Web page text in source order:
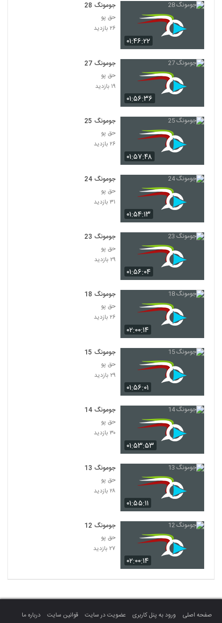
۰۱:۴۶:۲۲
جومونگ 28
حق پو
۲۶ بازدید
۰۱:۵۶:۳۶
جومونگ 27
حق پو
۱۹ بازدید
۰۱:۵۷:۴۸
جومونگ 25
حق پو
۲۶ بازدید
۰۱:۵۴:۱۳
جومونگ 24
حق پو
۳۱ بازدید
۰۱:۵۶:۰۴
جومونگ 23
حق پو
۲۹ بازدید
۰۲:۰۰:۱۴
جومونگ 18
حق پو
۲۶ بازدید
۰۱:۵۶:۰۱
جومونگ 15
حق پو
۲۹ بازدید
۰۱:۵۳:۵۳
جومونگ 14
حق پو
۳۰ بازدید
۰۱:۵۵:۱۱
جومونگ 13
حق پو
۲۸ بازدید
۰۲:۰۰:۱۴
جومونگ 12
حق پو
۲۷ بازدید
صفحه اصلی ورود به پنل کاربری عضویت در سایت قوانین سایت
درباره ما